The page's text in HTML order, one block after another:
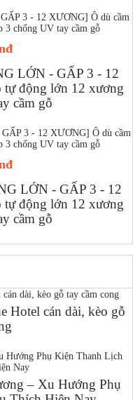
LỚN - GẤP 3 - 12
tự động lớn 12 xương
cầm gỗ
LỚN - GẤP 3 - 12
tự động lớn 12 xương
cầm gỗ
Hotel cán dài, kèo gỗ
– Xu Hướng Phụ